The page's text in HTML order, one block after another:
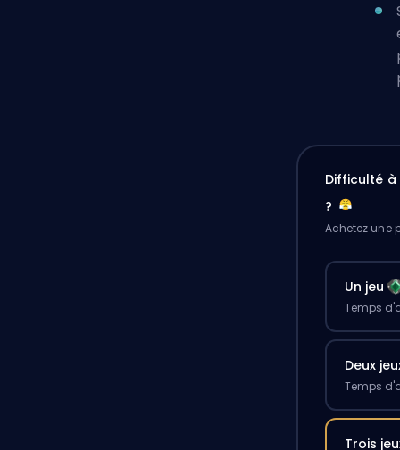
Difficulté à
?
Achetez une
Un jeu
Temps
Deux
Temps
Trois